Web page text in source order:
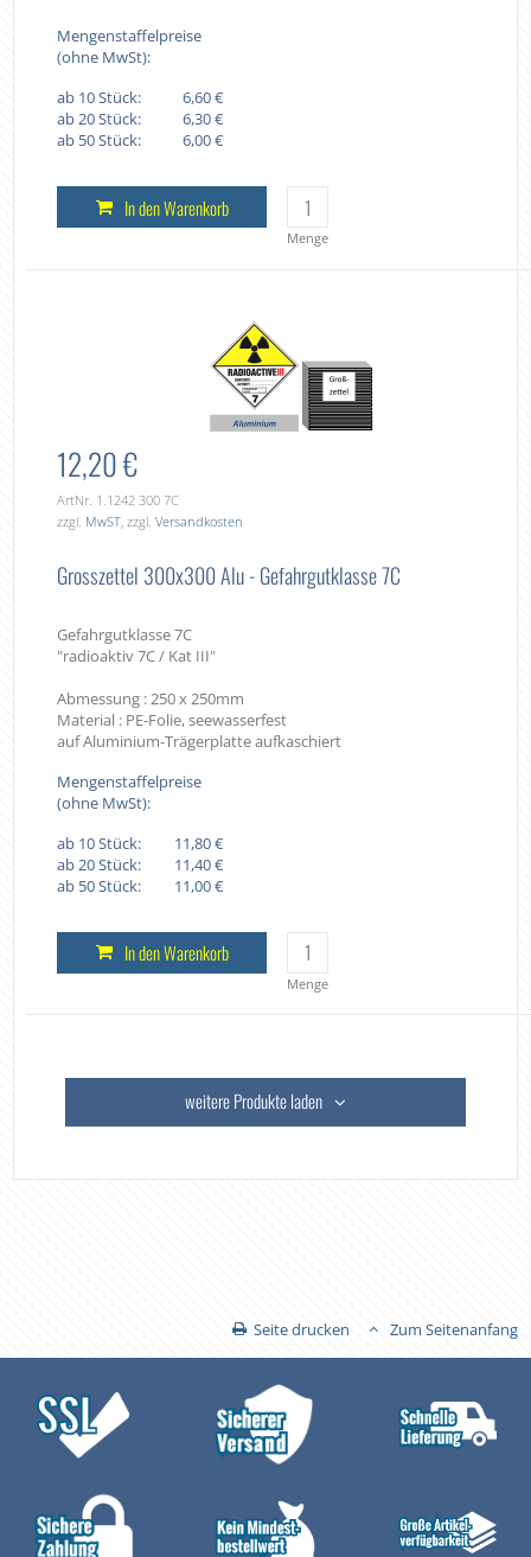
Mengenstaffelpreise
(ohne MwSt):
ab 10 Stück:
6,60 €
ab 20 Stück:
6,30 €
ab 50 Stück:
6,00 €
Menge
In den Warenkorb
12,20 €
ArtNr. 1.1242 300 7C
zzgl. MwST , zzgl.Versandkosten
Grosszettel 300x300 Alu - Gefahrgutklasse 7C
Gefahrgutklasse 7C
"radioaktiv 7C / Kat III"
Abmessung : 250 x 250mm
Material : PE-Folie, seewasserfest
auf Aluminium-Trägerplatte aufkaschiert
Mengenstaffelpreise
(ohne MwSt):
ab 10 Stück:
11,80 €
ab 20 Stück:
11,40 €
ab 50 Stück:
11,00 €
Menge
In den Warenkorb
weitere Produkte laden
Seite drucken Zum Seitenanfang